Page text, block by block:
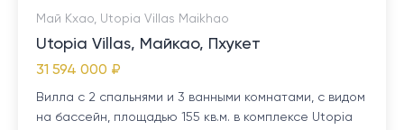
Май Кхао, Utopia Villas Maikhao
Utopia Villas, Майкао, Пхукет
31 594 000 ₽
Вилла с 2 спальнями и 3 ванными комнатами, с видом
на бассейн, площадью 155 кв.м. в комплексе Utopia